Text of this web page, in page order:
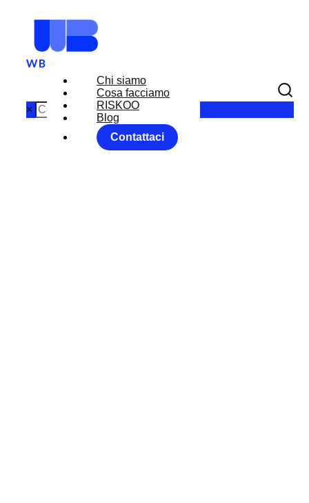
Chi siamo
Cosa facciamo
RISKOO
Blog
Contattaci
×
BANCA